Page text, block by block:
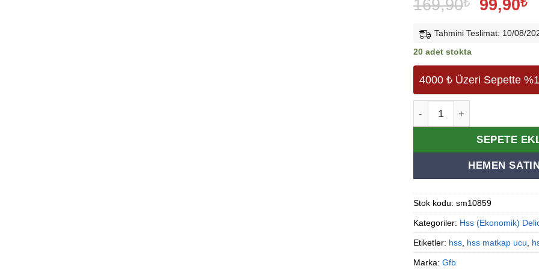
169,90
Orijinal
99,90 Şu
Tahmini Teslimat: 10/08/
20 adet stokta
4000 ₺ Üzeri Sepette
SEPETE
HEMEN
Alternative:
Stok kodu: sm10859
Kategoriler: Hss (Ekonomik)
Etiketler: hss hss matkap ucu
Marka: Gfb